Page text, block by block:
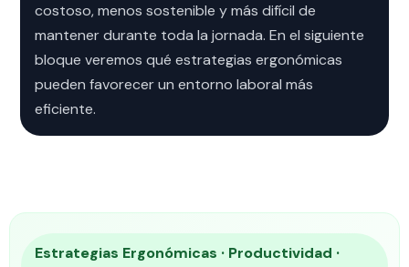
costoso, menos sostenible y más difícil de
mantener durante toda la jornada. En el siguiente
bloque veremos qué estrategias ergonómicas
pueden favorecer un entorno laboral más
eficiente.
Estrategias Ergonómicas · Productividad ·